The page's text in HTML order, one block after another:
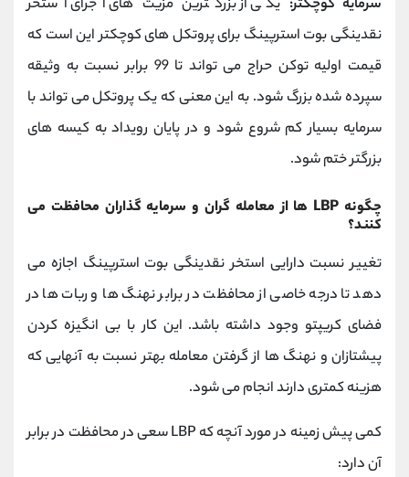
سرمایه کوچکتر: یکی از بزرگترین مزیت های اجرای استخر
نقدینگی بوت استرپینگ برای پروتکل های کوچکتر این است که
قیمت اولیه توکن حراج می تواند تا 99 برابر نسبت به وثیقه
سپرده شده بزرگ شود. به این معنی که یک پروتکل می تواند با
سرمایه بسیار کم شروع شود و در پایان رویداد به کیسه های
بزرگتر ختم شود.
چگونه LBP ها از معامله گران و سرمایه گذاران محافظت می
کنند؟
تغییر نسبت دارایی استخر نقدینگی بوت استرپینگ اجازه می
دهد تا درجه خاصی از محافظت در برابر نهنگ ها و ربات ها در
فضای کریپتو وجود داشته باشد. این کار با بی انگیزه کردن
پیشتازان و نهنگ ها از گرفتن معامله بهتر نسبت به آنهایی که
هزینه کمتری دارند انجام می شود.
کمی پیش زمینه در مورد آنچه که LBP سعی در محافظت در برابر
آن دارد: